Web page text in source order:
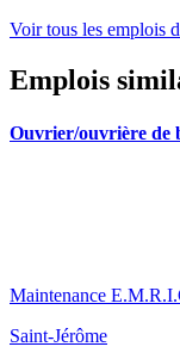
Voir tous les emplois
Emplois
Ouvrier/ouvrière de
Maintenance
Saint-Jérôme